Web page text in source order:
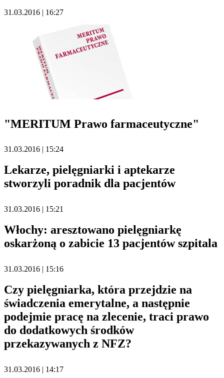
31.03.2016 | 16:27
"MERITUM Prawo farmaceutyczne"
31.03.2016 | 15:24
Lekarze, pielęgniarki i aptekarze
stworzyli poradnik dla pacjentów
31.03.2016 | 15:21
Włochy: aresztowano pielęgniarkę
oskarżoną o zabicie 13 pacjentów szpitala
31.03.2016 | 15:16
Czy pielęgniarka, która przejdzie na
świadczenia emerytalne, a następnie
podejmie pracę na zlecenie, traci prawo
do dodatkowych środków
przekazywanych z NFZ?
31.03.2016 | 14:17